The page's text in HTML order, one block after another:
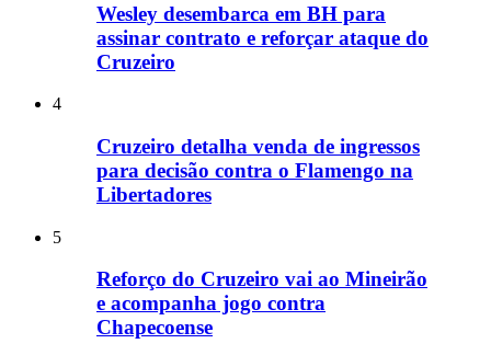
Wesley desembarca em BH para
assinar contrato e reforçar ataque do
Cruzeiro
4
Cruzeiro detalha venda de ingressos
para decisão contra o Flamengo na
Libertadores
5
Reforço do Cruzeiro vai ao Mineirão
e acompanha jogo contra
Chapecoense